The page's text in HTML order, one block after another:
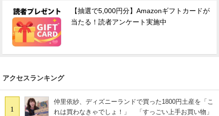
【抽選で5,000円分】Amazonギフトカードが
当たる！読者アンケート実施中
アクセスランキング
1
仲里依紗、ディズニーランドで買った1800円土産を「こ
れは買わなきゃでしょ！」 「すっごい上手お買い物」